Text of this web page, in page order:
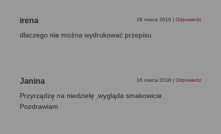
irena 28 marca 2018 | Odpowiedz
dlaczego nie można wydrukować przepisu
Janina 16 marca 2018 | Odpowiedz
Przyrządzę na niedzielę ,wygląda smakowicie .
Pozdrawiam